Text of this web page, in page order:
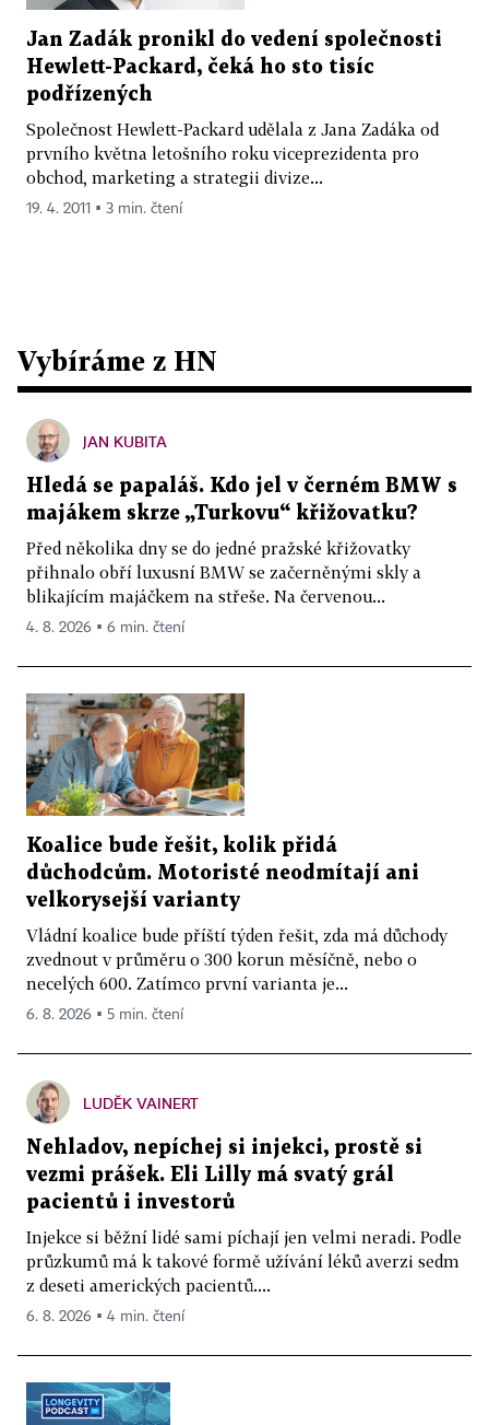
Jan Zadák pronikl do vedení společnosti
Hewlett-Packard, čeká ho sto tisíc
podřízených
Společnost Hewlett-Packard udělala z Jana Zadáka od
prvního května letošního roku viceprezidenta pro
obchod, marketing a strategii divize...
19. 4. 2011 ▪ 3 min. čtení
Vybíráme z HN
JAN KUBITA
Hledá se papaláš. Kdo jel v černém BMW s
majákem skrze „Turkovu“ křižovatku?
Před několika dny se do jedné pražské křižovatky
přihnalo obří luxusní BMW se začerněnými skly a
blikajícím majáčkem na střeše. Na červenou...
4. 8. 2026 ▪ 6 min. čtení
Koalice bude řešit, kolik přidá
důchodcům. Motoristé neodmítají ani
velkorysejší varianty
Vládní koalice bude příští týden řešit, zda má důchody
zvednout v průměru o 300 korun měsíčně, nebo o
necelých 600. Zatímco první varianta je...
6. 8. 2026 ▪ 5 min. čtení
LUDĚK VAINERT
Nehladov, nepíchej si injekci, prostě si
vezmi prášek. Eli Lilly má svatý grál
pacientů i investorů
Injekce si běžní lidé sami píchají jen velmi neradi. Podle
průzkumů má k takové formě užívání léků averzi sedm
z deseti amerických pacientů....
6. 8. 2026 ▪ 4 min. čtení